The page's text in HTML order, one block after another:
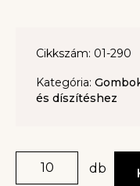
Cikkszám: 01-290
Kategória:
és díszítéshez
db